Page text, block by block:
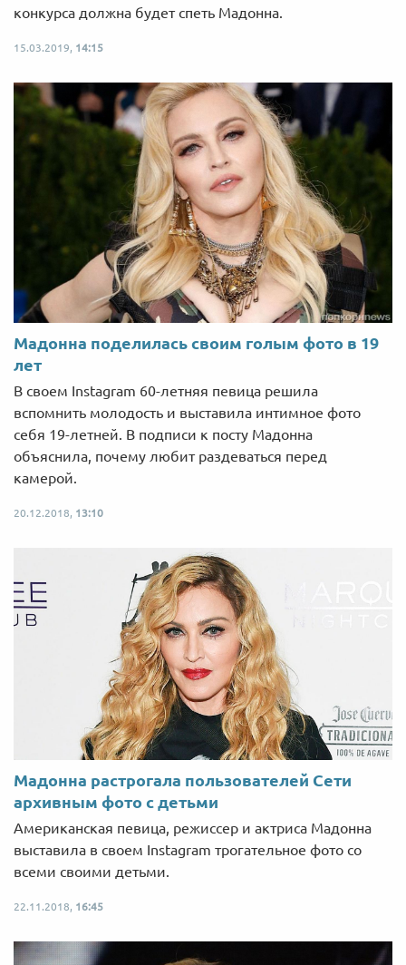
конкурса должна будет спеть Мадонна.
15.03.2019, 14:15
Мадонна поделилась своим голым фото в 19
лет
В своем Instagram 60-летняя певица решила
вспомнить молодость и выставила интимное фото
себя 19-летней. В подписи к посту Мадонна
объяснила, почему любит раздеваться перед
камерой.
20.12.2018, 13:10
Мадонна растрогала пользователей Сети
архивным фото с детьми
Американская певица, режиссер и актриса Мадонна
выставила в своем Instagram трогательное фото со
всеми своими детьми.
22.11.2018, 16:45